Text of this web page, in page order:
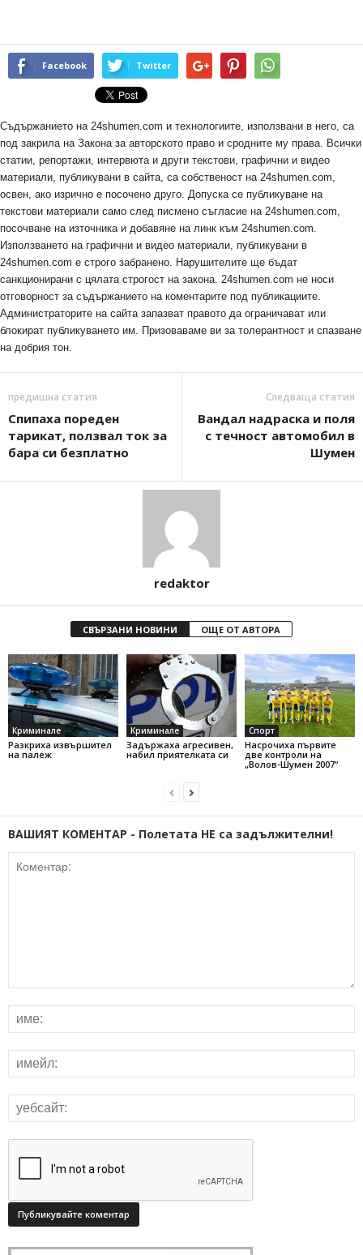
Facebook Twitter
Съдържанието на 24shumen.com и технологиите, използвани в него, са
под закрила на Закона за авторското право и сродните му права. Всички
статии, репортажи, интервюта и други текстови, графични и видео
материали, публикувани в сайта, са собственост на 24shumen.com,
освен, ако изрично е посочено друго. Допуска се публикуване на
текстови материали само след писмено съгласие на 24shumen.com,
посочване на източника и добавяне на линк към 24shumen.com.
Използването на графични и видео материали, публикувани в
24shumen.com е строго забранено. Нарушителите ще бъдат
санкционирани с цялата строгост на закона. 24shumen.com не носи
отговорност за съдържанието на коментарите под публикациите.
Администраторите на сайта запазват правото да ограничават или
блокират публикуването им. Призоваваме ви за толерантност и спазване
на добрия тон.
предишна статия
Спипаха пореден
тарикат, ползвал ток за
бара си безплатно
Следваща статия
Вандал надраска и поля
с течност автомобил в
Шумен
redaktor
СВЪРЗАНИ НОВИНИ ОЩЕ ОТ АВТОРА
Криминале
Разкриха извършител
на палеж
Криминале
Задържаха агресивен,
набил приятелката си
Спорт
Насрочиха първите
две контроли на
„Волов-Шумен 2007“
ВАШИЯТ КОМЕНТАР - Полетата НЕ са задължителни!